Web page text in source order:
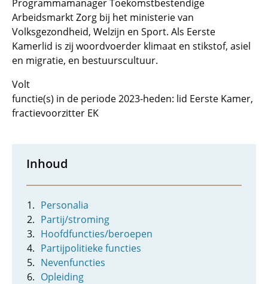
Programmamanager Toekomstbestendige
Arbeidsmarkt Zorg bij het ministerie van
Volksgezondheid, Welzijn en Sport. Als Eerste
Kamerlid is zij woordvoerder klimaat en stikstof, asiel
en migratie, en bestuurscultuur.
Volt
functie(s) in de periode 2023-heden: lid Eerste Kamer,
fractievoorzitter EK
Inhoud
Personalia
Partij/stroming
Hoofdfuncties/beroepen
Partijpolitieke functies
Nevenfuncties
Opleiding